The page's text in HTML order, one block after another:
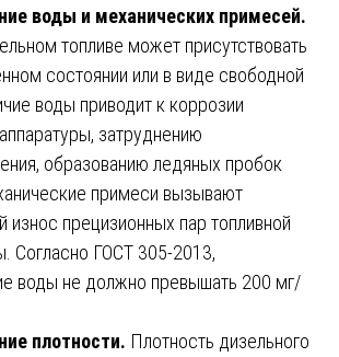
воды и механических примесей.
топливе может присутствовать
состоянии или в виде свободной
воды приводит к коррозии
затруднению
образованию ледяных пробок
примеси вызывают
износ прецизионных пар топливной
Согласно ГОСТ 305-2013,
воды не должно превышать 200 мг/
плотности. Плотность дизельного